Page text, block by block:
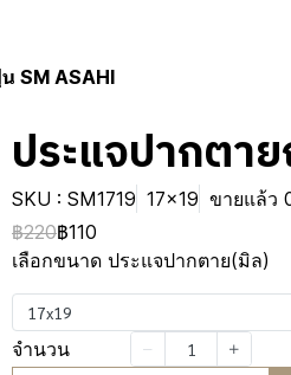
SM ASAHI
ประแจปากตา
SKU : SM1719 17x19 ขายแล้ว
฿220฿110
เลือกขนาด ประแจปากตาย(มิล)
17x19
จำนวน